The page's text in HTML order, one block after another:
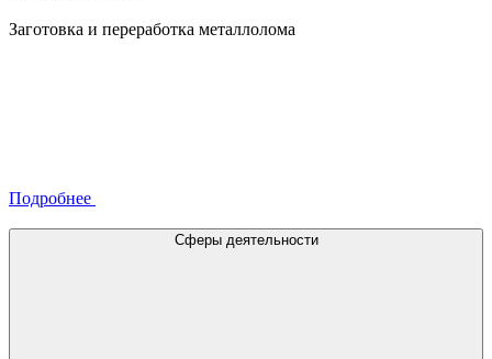
Заготовка и переработка металлолома
Подробнее
Сферы деятельности